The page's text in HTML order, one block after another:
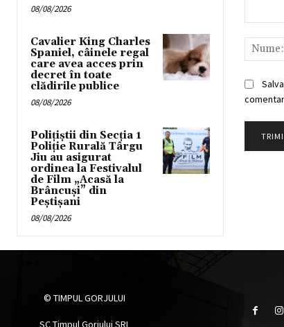
08/08/2026
Cavalier King Charles
Spaniel, câinele regal
care avea acces prin
decret în toate
clădirile publice
08/08/2026
Polițiștii din Secția 1
Poliție Rurală Târgu
Jiu au asigurat
ordinea la Festivalul
de Film „Acasă la
Brâncuși” din
Peștișani
08/08/2026
© TIMPUL GORJULUI
SC Timpul Gorjului SRL